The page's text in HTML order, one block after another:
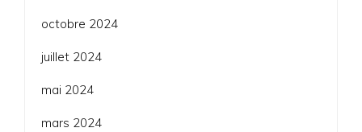
octobre 2024
juillet 2024
mai 2024
mars 2024